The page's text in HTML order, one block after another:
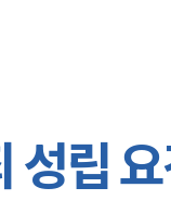
성립